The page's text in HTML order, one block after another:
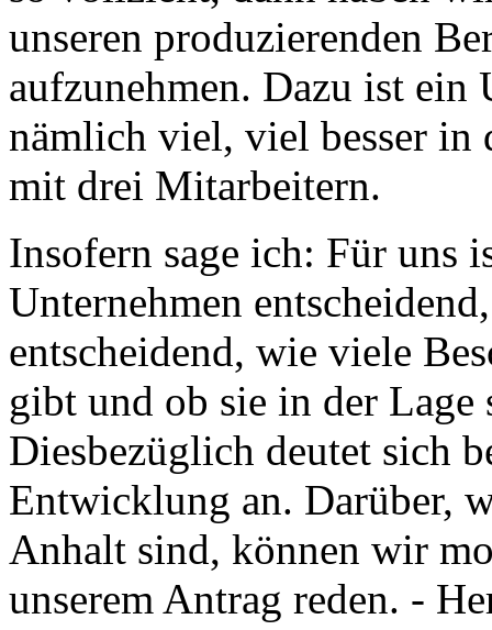
unseren produzierenden
aufzunehmen. Dazu ist
nämlich viel, viel besser in
mit drei Mitarbeitern.
Insofern sage ich: Für uns
Unternehmen
entscheidend, wie viele
gibt und ob sie in der
Diesbezüglich deutet sich
Entwicklung an. Darüber,
Anhalt sind, können wir
unserem Antrag reden. -